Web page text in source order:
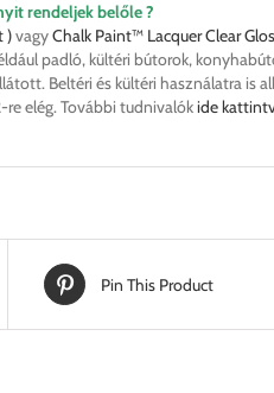
rendeljek belőle ?
)vagyChalk Paint™ Lacquer Clear
padló, kültéri bútorok,
Beltéri és kültéri használatra is
elég. További tudnivalókide
Pin This Product